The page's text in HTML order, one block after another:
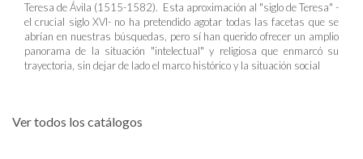
Teresa de Ávila (1515-1582). Esta aproximación al "siglo de Teresa" -
el crucial siglo XVI- no ha pretendido agotar todas las facetas que se
abrían en nuestras búsquedas, pero sí han querido ofrecer un amplio
panorama de la situación "intelectual" y religiosa que enmarcó su
trayectoria, sin dejar de lado el marco histórico y la situación social
Ver todos los catálogos